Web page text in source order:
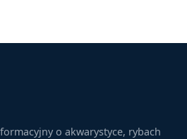
o akwarystyce, rybach